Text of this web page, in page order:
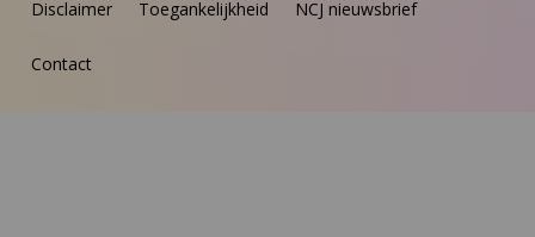
Disclaimer Toegankelijkheid NCJ nieuwsbrief
Contact